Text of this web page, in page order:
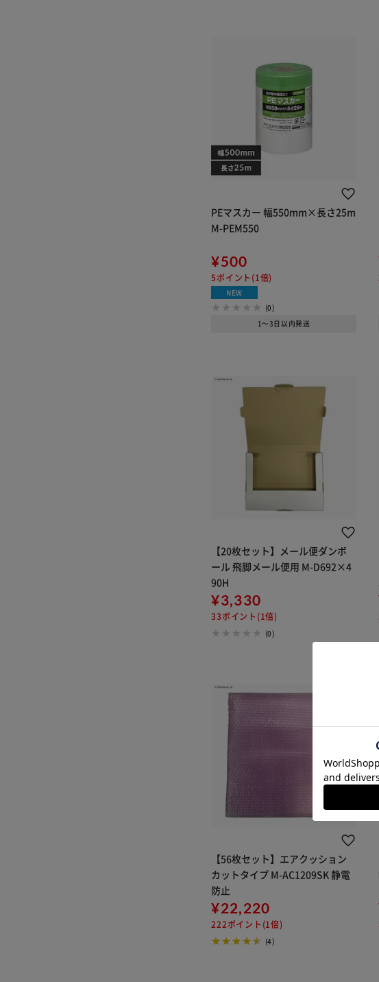
PEマスカー 幅550mm×長さ25m
M-PEM550
¥500
5ポイント(1倍)
NEW
(0)
1～3日以内発送
【20枚セット】メール便ダンボ
ール 飛脚メール便用 M-D692×4
90H
¥3,330
33ポイント(1倍)
(0)
【56枚セット】エアクッション
カットタイプ M-AC1209SK 静電
防止
¥22,220
222ポイント(1倍)
(4)
※ご確